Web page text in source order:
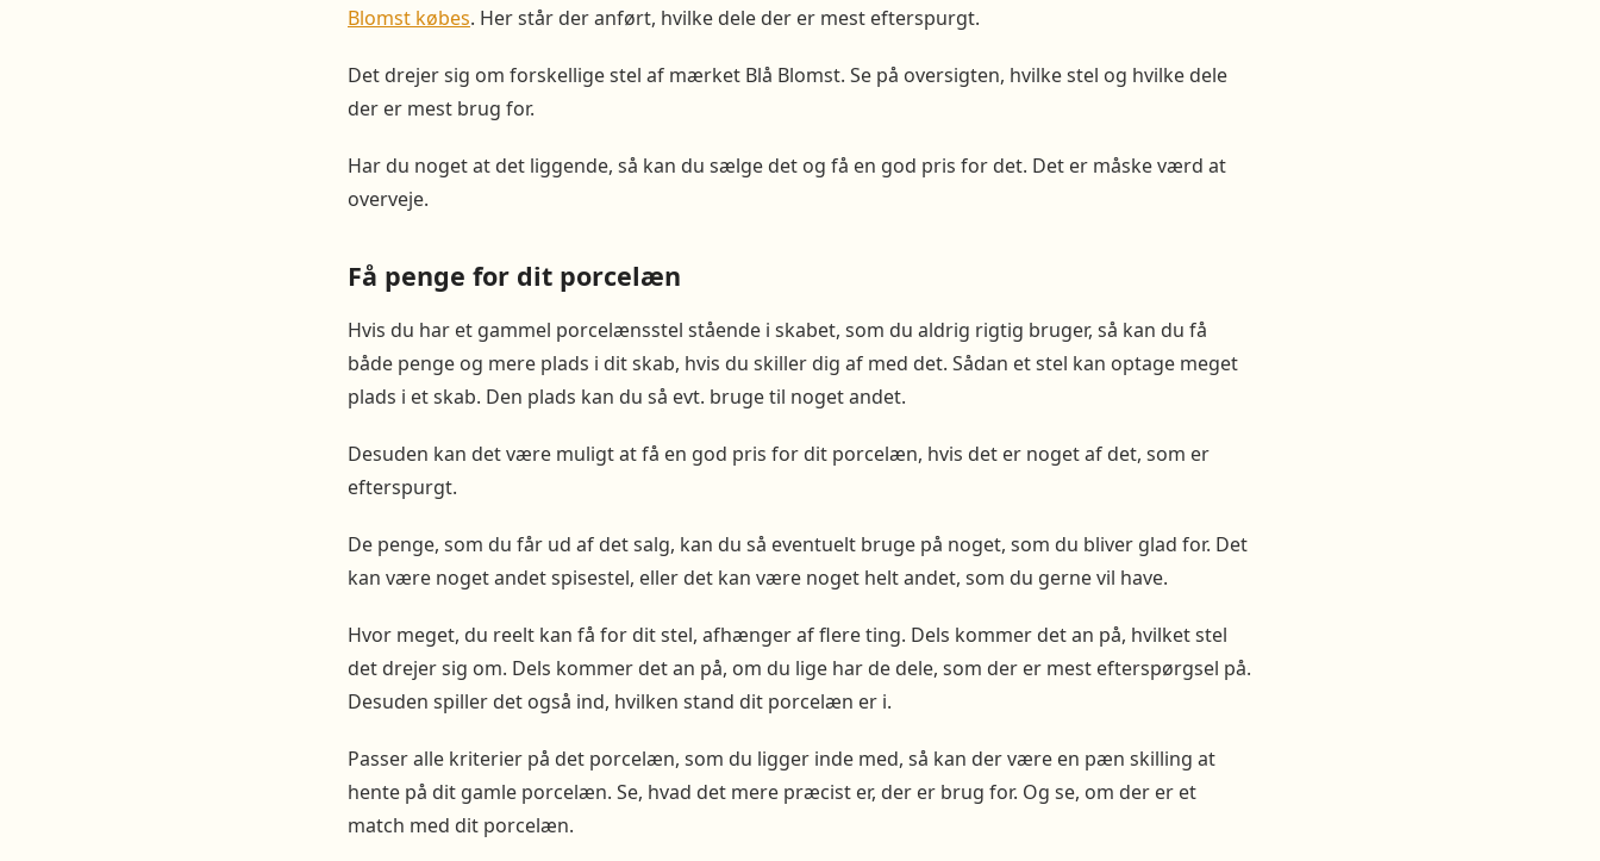
Blomst købes. Her står der anført, hvilke dele der er mest efterspurgt.
Det drejer sig om forskellige stel af mærket Blå Blomst. Se på oversigten, hvilke stel og hvilke dele
der er mest brug for.
Har du noget at det liggende, så kan du sælge det og få en god pris for det. Det er måske værd at
overveje.
Få penge for dit porcelæn
Hvis du har et gammel porcelænsstel stående i skabet, som du aldrig rigtig bruger, så kan du få
både penge og mere plads i dit skab, hvis du skiller dig af med det. Sådan et stel kan optage meget
plads i et skab. Den plads kan du så evt. bruge til noget andet.
Desuden kan det være muligt at få en god pris for dit porcelæn, hvis det er noget af det, som er
efterspurgt.
De penge, som du får ud af det salg, kan du så eventuelt bruge på noget, som du bliver glad for. Det
kan være noget andet spisestel, eller det kan være noget helt andet, som du gerne vil have.
Hvor meget, du reelt kan få for dit stel, afhænger af flere ting. Dels kommer det an på, hvilket stel
det drejer sig om. Dels kommer det an på, om du lige har de dele, som der er mest efterspørgsel på.
Desuden spiller det også ind, hvilken stand dit porcelæn er i.
Passer alle kriterier på det porcelæn, som du ligger inde med, så kan der være en pæn skilling at
hente på dit gamle porcelæn. Se, hvad det mere præcist er, der er brug for. Og se, om der er et
match med dit porcelæn.